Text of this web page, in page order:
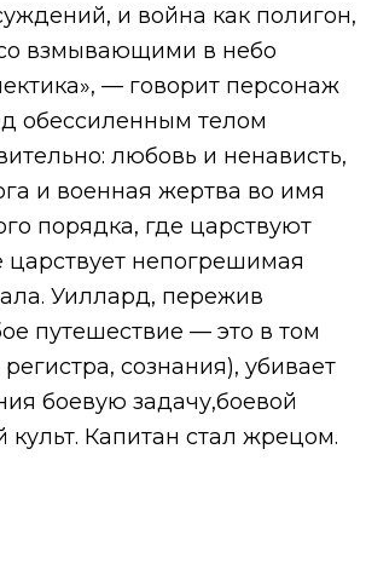
и война как полигон,
взмывающими в небо
— говорит персонаж
обессиленным телом
любовь и ненависть,
и военная жертва во имя
порядка, где царствуют
непогрешимая
Уиллард, пережив
путешествие — это в том
сознания), убивает
боевую задачу,боевой
Капитан стал жрецом.